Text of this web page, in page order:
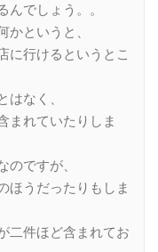
でしょう。。
かというと、
に行けるというとこ
なく、
まれていたりしま
のですが、
ほうだったりもしま
二件ほど含まれてお